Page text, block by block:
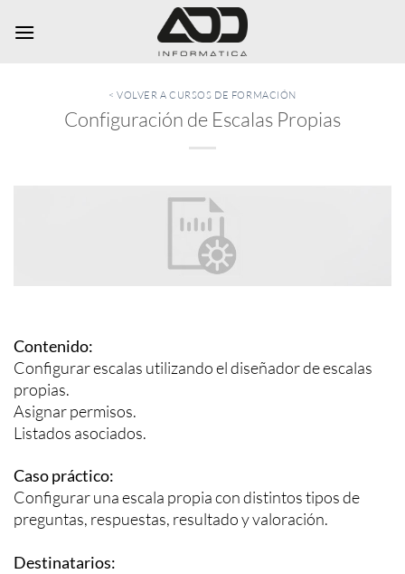
< VOLVER A CURSOS DE FORMACIÓN
Configuración de Escalas Propias
Contenido:
Configurar escalas utilizando el diseñador de escalas
propias.
Asignar permisos.
Listados asociados.
Caso práctico:
Configurar una escala propia con distintos tipos de
preguntas, respuestas, resultado y valoración.
Destinatarios: